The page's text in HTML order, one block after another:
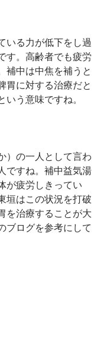
いる力が低下をし過
す。高齢者でも疲労
補中は中焦を補うと
胃に対する治療だと
う意味ですね。
）の一人として言わ
ですね。補中益気湯
が疲労しきってい
垣はこの状況を打破
を治療することが大
ブログを参考にして